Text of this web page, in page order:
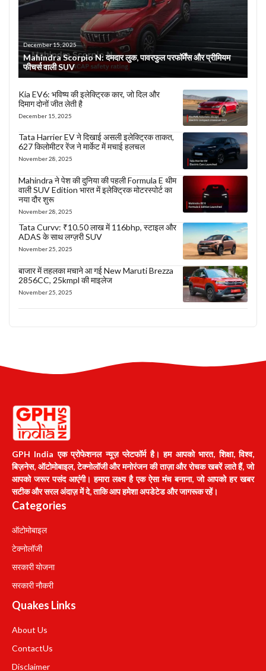
December 15, 2025
Mahindra Scorpio N: दमदार लुक, पावरफुल परफॉर्मेंस और प्रीमियम
फीचर्स वाली SUV
Kia EV6: भविष्य की इलेक्ट्रिक कार, जो दिल और
दिमाग दोनों जीत लेती है
December 15, 2025
Tata Harrier EV ने दिखाई असली इलेक्ट्रिक ताकत,
627 किलोमीटर रेंज ने मार्केट में मचाई हलचल
November 28, 2025
Mahindra ने पेश की दुनिया की पहली Formula E थीम
वाली SUV Edition भारत में इलेक्ट्रिक मोटरस्पोर्ट का
नया दौर शुरू
November 28, 2025
Tata Curvv: ₹10.50 लाख में 116bhp, स्टाइल और
ADAS के साथ लग्ज़री SUV
November 25, 2025
बाजार में तहलका मचाने आ गई New Maruti Brezza
2856CC, 25kmpl की माइलेज
November 25, 2025
GPH India एक प्रोफेशनल न्यूज़ प्लेटफॉर्म है। हम आपको भारत, शिक्षा, विश्व,
बिज़नेस, ऑटोमोबाइल, टेक्नोलॉजी और मनोरंजन की ताज़ा और रोचक खबरें लाते हैं, जो
आपको जरूर पसंद आएंगी। हमारा लक्ष्य है एक ऐसा मंच बनाना, जो आपको हर खबर
सटीक और सरल अंदाज़ में दे, ताकि आप हमेशा अपडेटेड और जागरूक रहें।
Categories
ऑटोमोबाइल
टेक्नोलॉजी
सरकारी योजना
सरकारी नौकरी
Quakes Links
About Us
ContactUs
Disclaimer